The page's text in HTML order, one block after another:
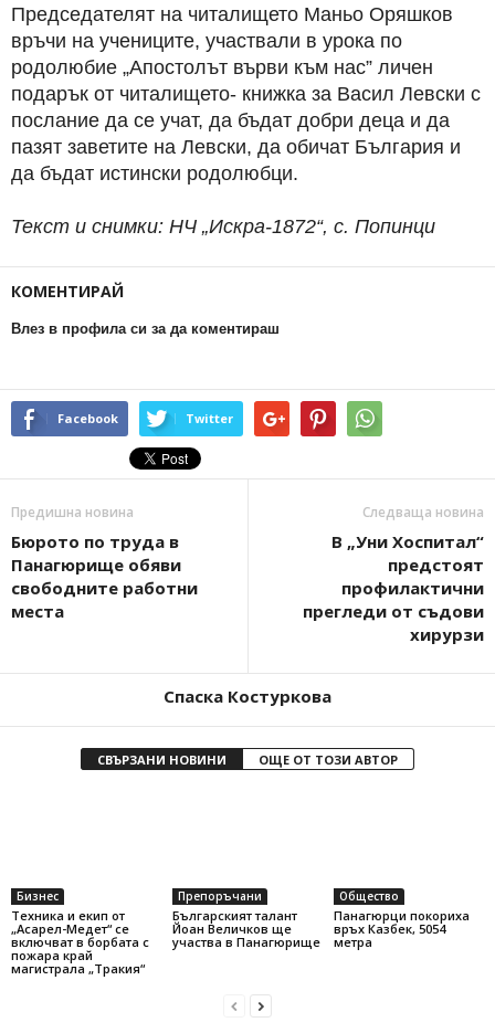
Председателят на читалището Маньо Оряшков
връчи на учениците, участвали в урока по
родолюбие „Апостолът върви към нас” личен
подарък от читалището- книжка за Васил Левски с
послание да се учат, да бъдат добри деца и да
пазят заветите на Левски, да обичат България и
да бъдат истински родолюбци.
Текст и снимки: НЧ „Искра-1872“, с. Попинци
КОМЕНТИРАЙ
Влез в профила си за да коментираш
Facebook Twitter
Предишна новина
Бюрото по труда в
Панагюрище обяви
свободните работни
места
Следваща новина
В „Уни Хоспитал“
предстоят
профилактични
прегледи от съдови
хирурзи
Спаска Костуркова
СВЪРЗАНИ НОВИНИ ОЩЕ ОТ ТОЗИ АВТОР
Бизнес
Техника и екип от
„Асарел-Медет“ се
включват в борбата с
пожара край
магистрала „Тракия“
Препоръчани
Българският талант
Йоан Величков ще
участва в Панагюрище
Общество
Панагюрци покориха
връх Казбек, 5054
метра